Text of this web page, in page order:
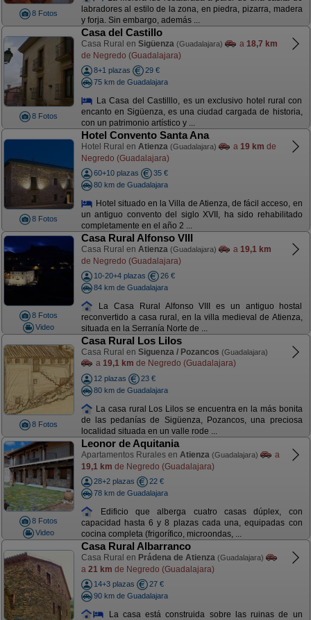
8 Fotos
labradores al estilo de la zona, en piedra, pizarra, madera
y forja. Sin embargo, además ...
8 Fotos
Casa del Castillo
Casa Rural en Sigüenza (Guadalajara) a 18,7 km
de Negredo (Guadalajara)
8+1 plazas
29 €
75 km de Guadalajara
La Casa del Castilllo, es un exclusivo hotel rural con
encanto en Sigüenza, es una ciudad cargada de historia,
con un patrimonio artístico y ...
8 Fotos
Hotel Convento Santa Ana
Hotel Rural en Atienza (Guadalajara) a 19 km de
Negredo (Guadalajara)
60+10 plazas
35 €
80 km de Guadalajara
Hotel situado en la Villa de Atienza, de fácil acceso, en
un antiguo convento del siglo XVII, ha sido rehabilitado
completamente en el año 2 ...
8 Fotos
Video
Casa Rural Alfonso VIII
Casa Rural en Atienza (Guadalajara) a 19,1 km
de Negredo (Guadalajara)
10-20+4 plazas
26 €
84 km de Guadalajara
La Casa Rural Alfonso VIII es un antiguo hostal
reconvertido a casa rural, en la villa medieval de Atienza,
situada en la Serranía Norte de ...
8 Fotos
Casa Rural Los Lilos
Casa Rural en Siguenza / Pozancos (Guadalajara)
a 19,1 km de Negredo (Guadalajara)
12 plazas
23 €
80 km de Guadalajara
La casa rural Los Lilos se encuentra en la más bonita
de las pedanías de Sigüenza, Pozancos, una preciosa
localidad situada en un valle rode ...
8 Fotos
Video
Leonor de Aquitania
Apartamentos Rurales en Atienza (Guadalajara)
a
19,1 km de Negredo (Guadalajara)
28+2 plazas
22 €
78 km de Guadalajara
Edificio que alberga cuatro casas dúplex, con
capacidad hasta 6 y 8 plazas cada una, equipadas con
cocina completa (frigorífico, microondas, ...
Casa Rural Albarranco
Casa Rural en Prádena de Atienza (Guadalajara)
a 21 km de Negredo (Guadalajara)
14+3 plazas
27 €
90 km de Guadalajara
La casa está construida sobre las ruinas de un